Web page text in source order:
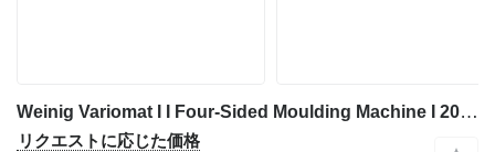
Weinig Variomat I I Four-Sided Moulding Machine I 2012
リクエストに応じた価格